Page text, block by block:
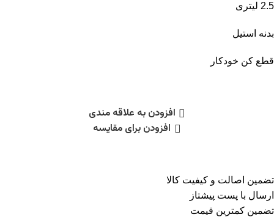
2.5 لیتری
بدنه استیل
قطع کن خودکار
افزودن به علاقه مندی
افزودن برای مقایسه
تضمین اصالت و کیفیت کالا
ارسال با پست پیشتاز
تضمین کمترین قیمت